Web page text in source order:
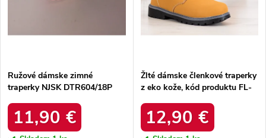
o
t
Ružové dámske zimné
traperky NJSK DTR604/18P
11,90 €
Žlté dámske členkové traperky
z eko kože, kód produktu FL-
12,90 €